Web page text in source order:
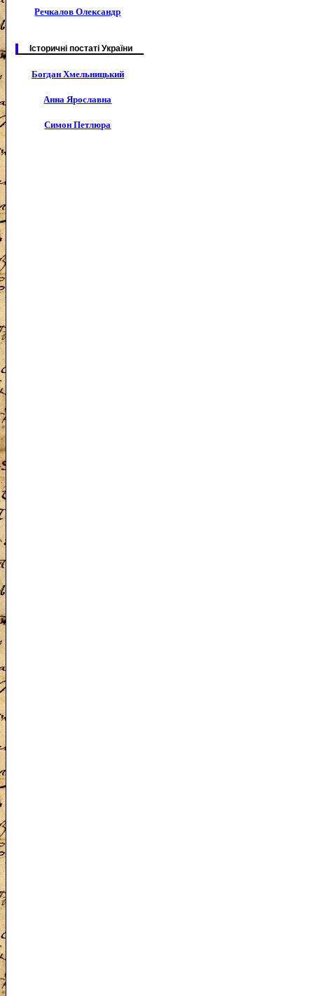
Речкалов Олександр
Історичні постаті України
Богдан Хмельницький
Анна Ярославна
Симон Петлюра